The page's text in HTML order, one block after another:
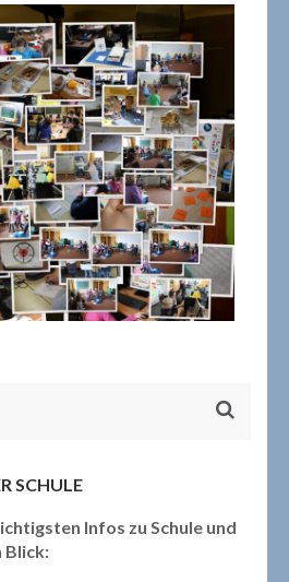
SCHULE
Infos zu Schule und
Blick: